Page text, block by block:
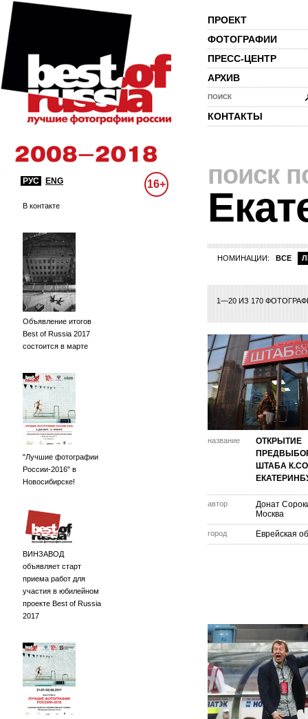
ПРОЕКТ
ФОТОГРАФИИ
ПРЕСС-ЦЕНТР
АРХИВ
ПОИСК
КОНТАКТЫ
РУС ENG 16+
В контакте
Объявление итогов
Best of Russia 2017
состоится в марте
"Лучшие фотографии
России-2016" в
Новосибирске!
ВИНЗАВОД
объявляет старт
приема работ для
участия в юбилейном
проекте Best of Russia
2017
поиск
НОМИНАЦИИ: ВСЕ
1—20 ИЗ 170
название
ОТКРЫТИЕ
ШТАБА
автор
Донат
Москва
город Еврейская